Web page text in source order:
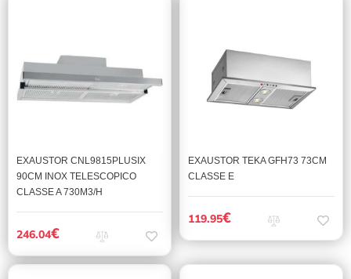
EXAUSTOR CNL9815PLUSIX
90CM INOX TELESCOPICO
CLASSE A 730M3/H
246.04€
EXAUSTOR TEKA GFH73 73CM
CLASSE E
119.95€